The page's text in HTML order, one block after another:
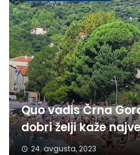
Quo vadis Črna
dobri želji kaže
24. avgusta, 2023